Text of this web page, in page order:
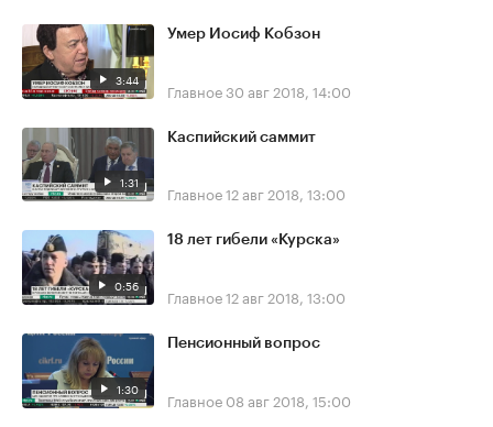
3:44
Умер Иосиф Кобзон
Главное30 авг 2018, 14:00
1:31
Каспийский саммит
Главное12 авг 2018, 13:00
0:56
18 лет гибели «Курска»
Главное12 авг 2018, 13:00
1:30
Пенсионный вопрос
Главное 08 авг 2018, 15:00